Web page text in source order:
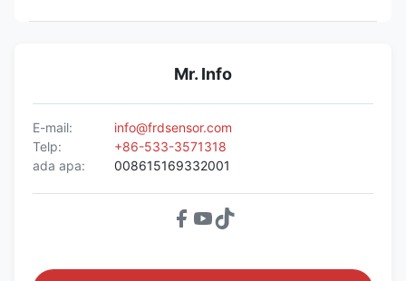
Mr. Info
E-mail:
info@frdsensor.com
Telp:
+86-533-3571318
ada apa:
008615169332001